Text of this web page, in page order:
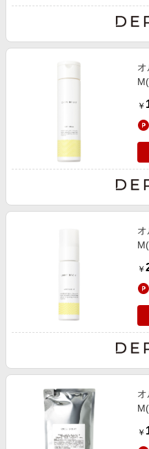
￥
￥
￥